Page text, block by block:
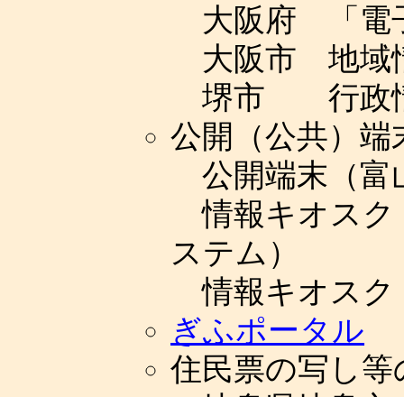
大阪府 「電
大阪市 地域
堺市 行政情
公開（公共）端
公開端末（富
情報キオスク
ステム）
情報キオスク
ぎふポータル
住民票の写し等